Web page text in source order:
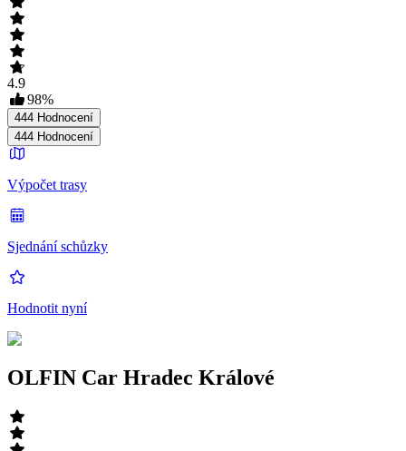
4.9
98%
444 Hodnocení
444 Hodnocení
Výpočet trasy
Sjednání schůzky
Hodnotit nyní
OLFIN Car Hradec Králové